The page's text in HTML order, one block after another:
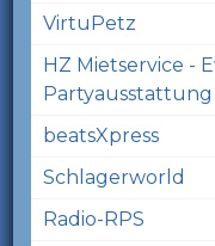
VirtuPetz
HZ Mietservice -
beatsXpress
Schlagerworld
Radio-RPS